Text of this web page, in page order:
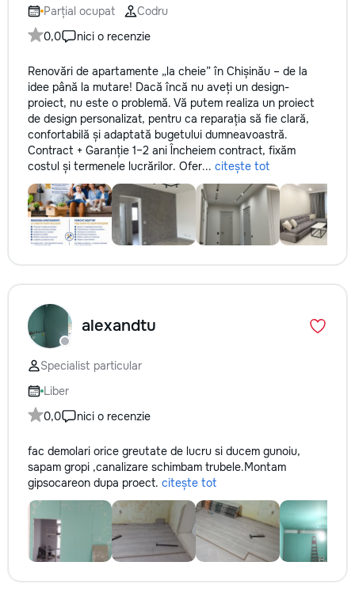
Parțial ocupat
Codru
0,0
nici o recenzie
Renovări de apartamente „la cheie” în Chișinău – de la
idee până la mutare! Dacă încă nu aveți un design-
proiect, nu este o problemă. Vă putem realiza un proiect
de design personalizat, pentru ca reparația să fie clară,
confortabilă și adaptată bugetului dumneavoastră.
Contract + Garanție 1–2 ani Încheiem contract, fixăm
costul și termenele lucrărilor. Ofer... citește tot
alexandtu
Specialist particular
Liber
0,0
nici o recenzie
fac demolari orice greutate de lucru si ducem gunoiu,
sapam gropi ,canalizare schimbam trubele.Montam
gipsocarеon dupa proect. citește tot